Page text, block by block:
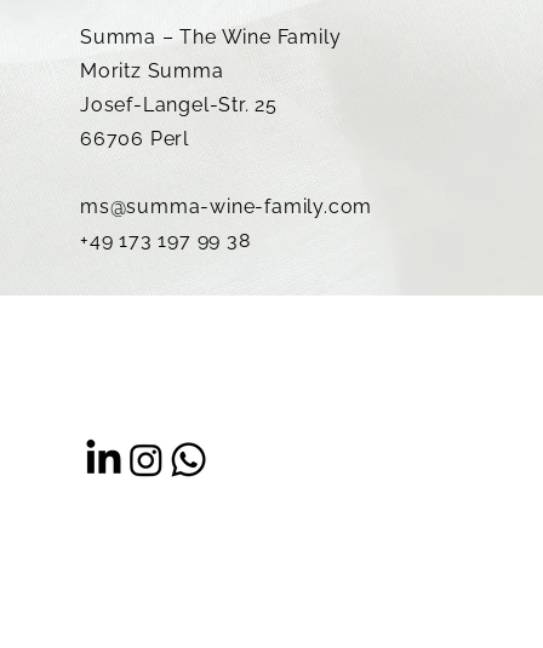
Summa – The Wine Family
Moritz Summa
Josef-Langel-Str. 25
66706 Perl
ms@summa-wine-family.com
+49 173 197 99 38